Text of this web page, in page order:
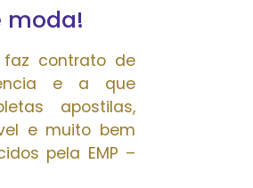
moda!
contrato de
e a que
apostilas,
e muito bem
pela EMP –